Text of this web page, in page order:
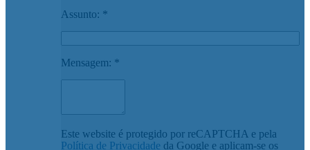
Assunto: *
Mensagem: *
Este website é protegido por reCAPTCHA e pela
Política de Privacidade da Google e aplicam-se os